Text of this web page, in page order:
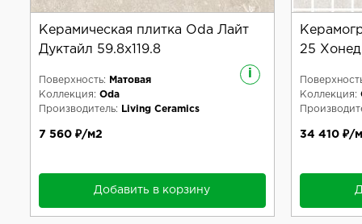
Керамическая плитка Oda Лайт
Дуктайл 59.8x119.8
i
Поверхность:
Матовая
Коллекция: Oda
Производитель:
Living Ceramics
7 560 ₽/м2
Добавить в корзину
25
Коллекция:
34 410 ₽/